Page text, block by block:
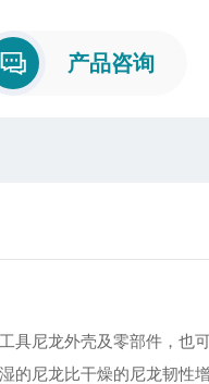
产品咨询
具尼龙外壳及零部件，也
的尼龙比干燥的尼龙韧性